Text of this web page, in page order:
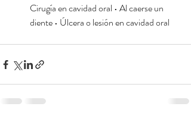
Cirugía en cavidad oral • Al caerse un
diente • Úlcera o lesión en cavidad oral